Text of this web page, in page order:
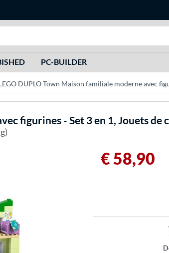
PC-BUILDER
DUPLO Town Maison familiale moderne avec
figurines - Set 3 en 1, Jouets de
€ 58,90